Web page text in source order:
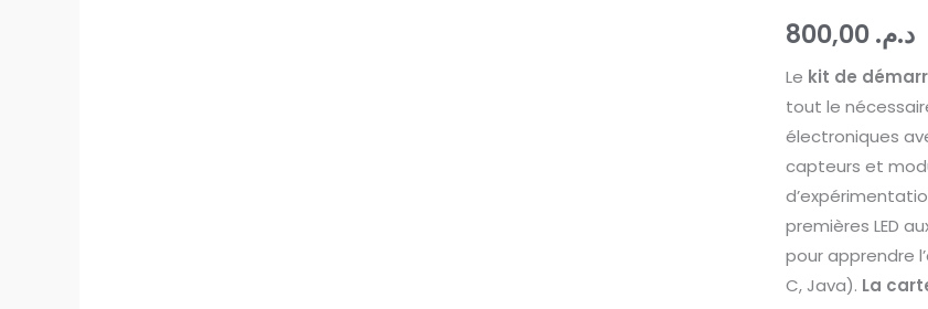
د.م.
Le kit de
tout le
électroniques
capteurs et
premières LED
pour apprendre
C, Java). La